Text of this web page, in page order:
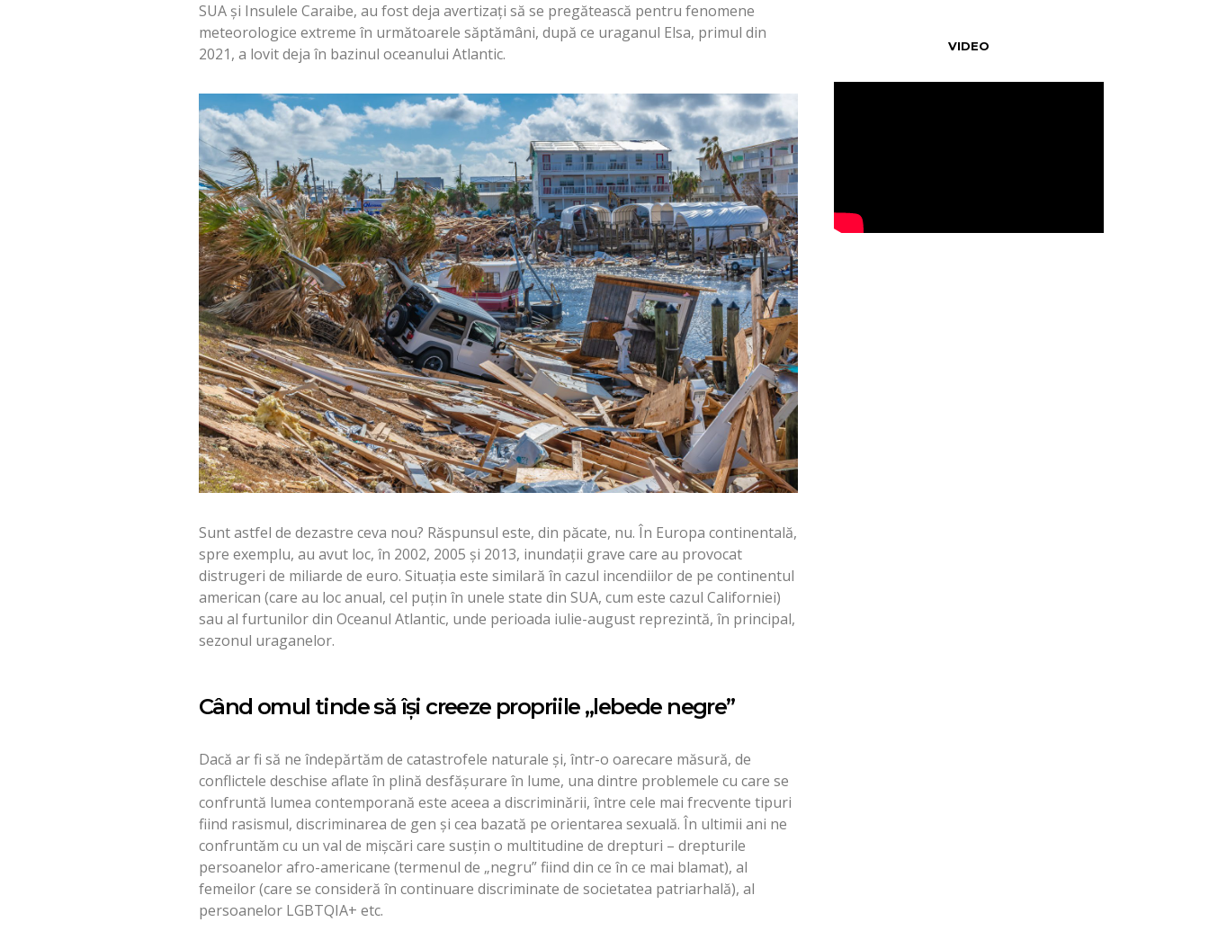
SUA și Insulele Caraibe, au fost deja avertizați să se pregătească pentru fenomene
meteorologice extreme în următoarele săptămâni, după ce uraganul Elsa, primul din
2021, a lovit deja în bazinul oceanului Atlantic.
Sunt astfel de dezastre ceva nou? Răspunsul este, din păcate, nu. În Europa continentală,
spre exemplu, au avut loc, în 2002, 2005 și 2013, inundații grave care au provocat
distrugeri de miliarde de euro. Situația este similară în cazul incendiilor de pe continentul
american (care au loc anual, cel puțin în unele state din SUA, cum este cazul Californiei)
sau al furtunilor din Oceanul Atlantic, unde perioada iulie-august reprezintă, în principal,
sezonul uraganelor.
Când omul tinde să își creeze propriile „lebede negre”
Dacă ar fi să ne îndepărtăm de catastrofele naturale și, într-o oarecare măsură, de
conflictele deschise aflate în plină desfășurare în lume, una dintre problemele cu care se
confruntă lumea contemporană este aceea a discriminării, între cele mai frecvente tipuri
fiind rasismul, discriminarea de gen și cea bazată pe orientarea sexuală. În ultimii ani ne
confruntăm cu un val de mișcări care susțin o multitudine de drepturi – drepturile
persoanelor afro-americane (termenul de „negru” fiind din ce în ce mai blamat), al
femeilor (care se consideră în continuare discriminate de societatea patriarhală), al
persoanelor LGBTQIA+ etc.
VIDEO